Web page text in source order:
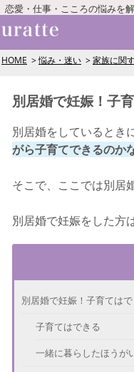
恋愛・仕事・こころの悩みを
HOME 悩み・迷い 家族に関
別居婚で妊娠！子
別居婚をしているとき
がら子育てできるのか
そこで、ここでは別居
別居婚で妊娠をした方
別居婚で妊娠！子育ては
子育てはできる
一緒に暮らしたほうが